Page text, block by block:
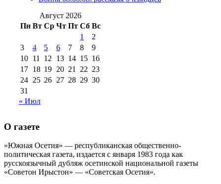
2017 г(9)
№99 4 августа
2016 г(12) №99 8 июля 2014 г
августа 2012 г(11)
августа 2013 г
(12)
Август 2026
Пн Вт Ср Чт Пт Сб Вс
1
2
3
4 5 6 7 8
9
10 11 12 13 14 15 16
17 18 19 20 21 22 23
24 25 26 27 28 29 30
31
« Июл
О газете
«Южная Осетия» — республиканская общественно-
политическая газета, издается с января 1983 года как
русскоязычный дубляж осетинской национальной газеты
«Советон Ирыстон» — «Советская Осетия».